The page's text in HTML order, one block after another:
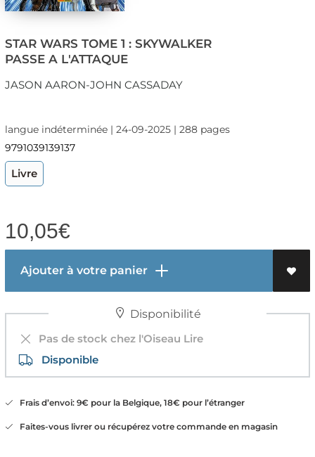
STAR WARS TOME 1 : SKYWALKER
PASSE A L'ATTAQUE
JASON AARON-JOHN CASSADAY
langue indéterminée | 24-09-2025 | 288 pages
9791039139137
Livre
10,05€
Ajouter à votre panier
Disponibilité
Pas de stock chez l'Oiseau Lire
Disponible
Frais d’envoi: 9€ pour la Belgique, 18€ pour l’étranger
Faites-vous livrer ou récupérez votre commande en magasin